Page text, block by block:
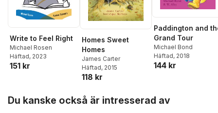
Write to Feel Right
Michael Rosen
Häftad, 2023
151 kr
Homes Sweet
Homes
James Carter
Häftad, 2015
118 kr
Paddington and
Grand Tour
Michael Bond
Häftad, 2018
144 kr
Du kanske också är intresserad av